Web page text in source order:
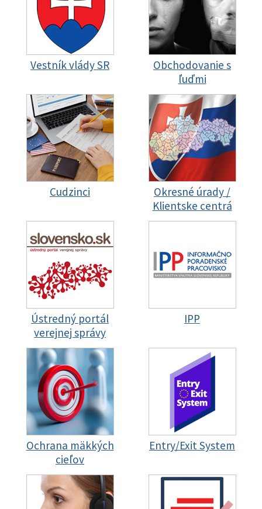
Vestník vlády SR
Obchodovanie s
ľuďmi
Cudzinci
Okresné úrady /
Klientske centrá
Ústredný portál
verejnej správy
IPP
Ochrana mäkkých
cieľov
Entry/Exit System